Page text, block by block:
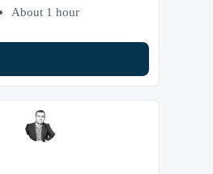
About 1 hour